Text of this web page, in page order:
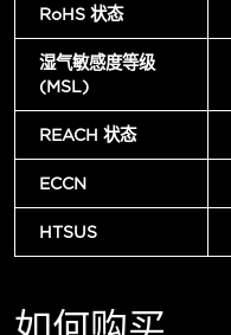
RoHS 状态
湿气敏感度等级
(MSL)
REACH 状态
ECCN
HTSUS